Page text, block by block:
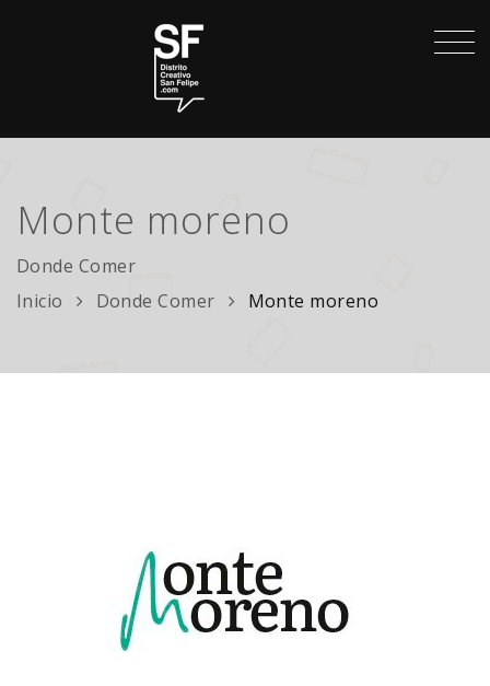
Monte moreno
Donde Comer
Inicio
Donde Comer Monte moreno